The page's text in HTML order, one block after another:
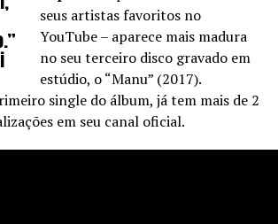
seus artistas favoritos no
YouTube – aparece mais madura
no seu terceiro disco gravado em
estúdio, o “Manu” (2017).
single do álbum, já tem mais de 2
em seu canal oficial.